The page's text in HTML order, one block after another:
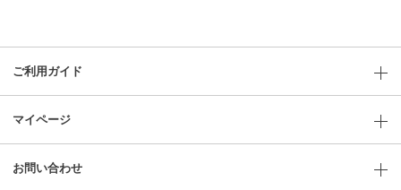
ご利用ガイド
マイページ
お問い合わせ